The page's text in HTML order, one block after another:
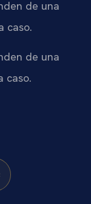
de una
caso.
de una
caso.